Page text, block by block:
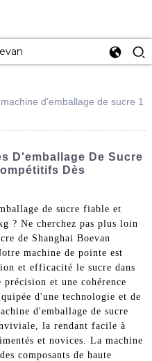
d'emballage de sucre 1
D'emballage De Sucre
Dès
de sucre fiable et
? Ne cherchez pas plus loin
de Shanghai Boevan
machine de pointe est
et efficacité le sucre dans
précision et une cohérence
d'une technologie et de
d'emballage de sucre
la rendant facile à
et novices. La machine
composants de haute